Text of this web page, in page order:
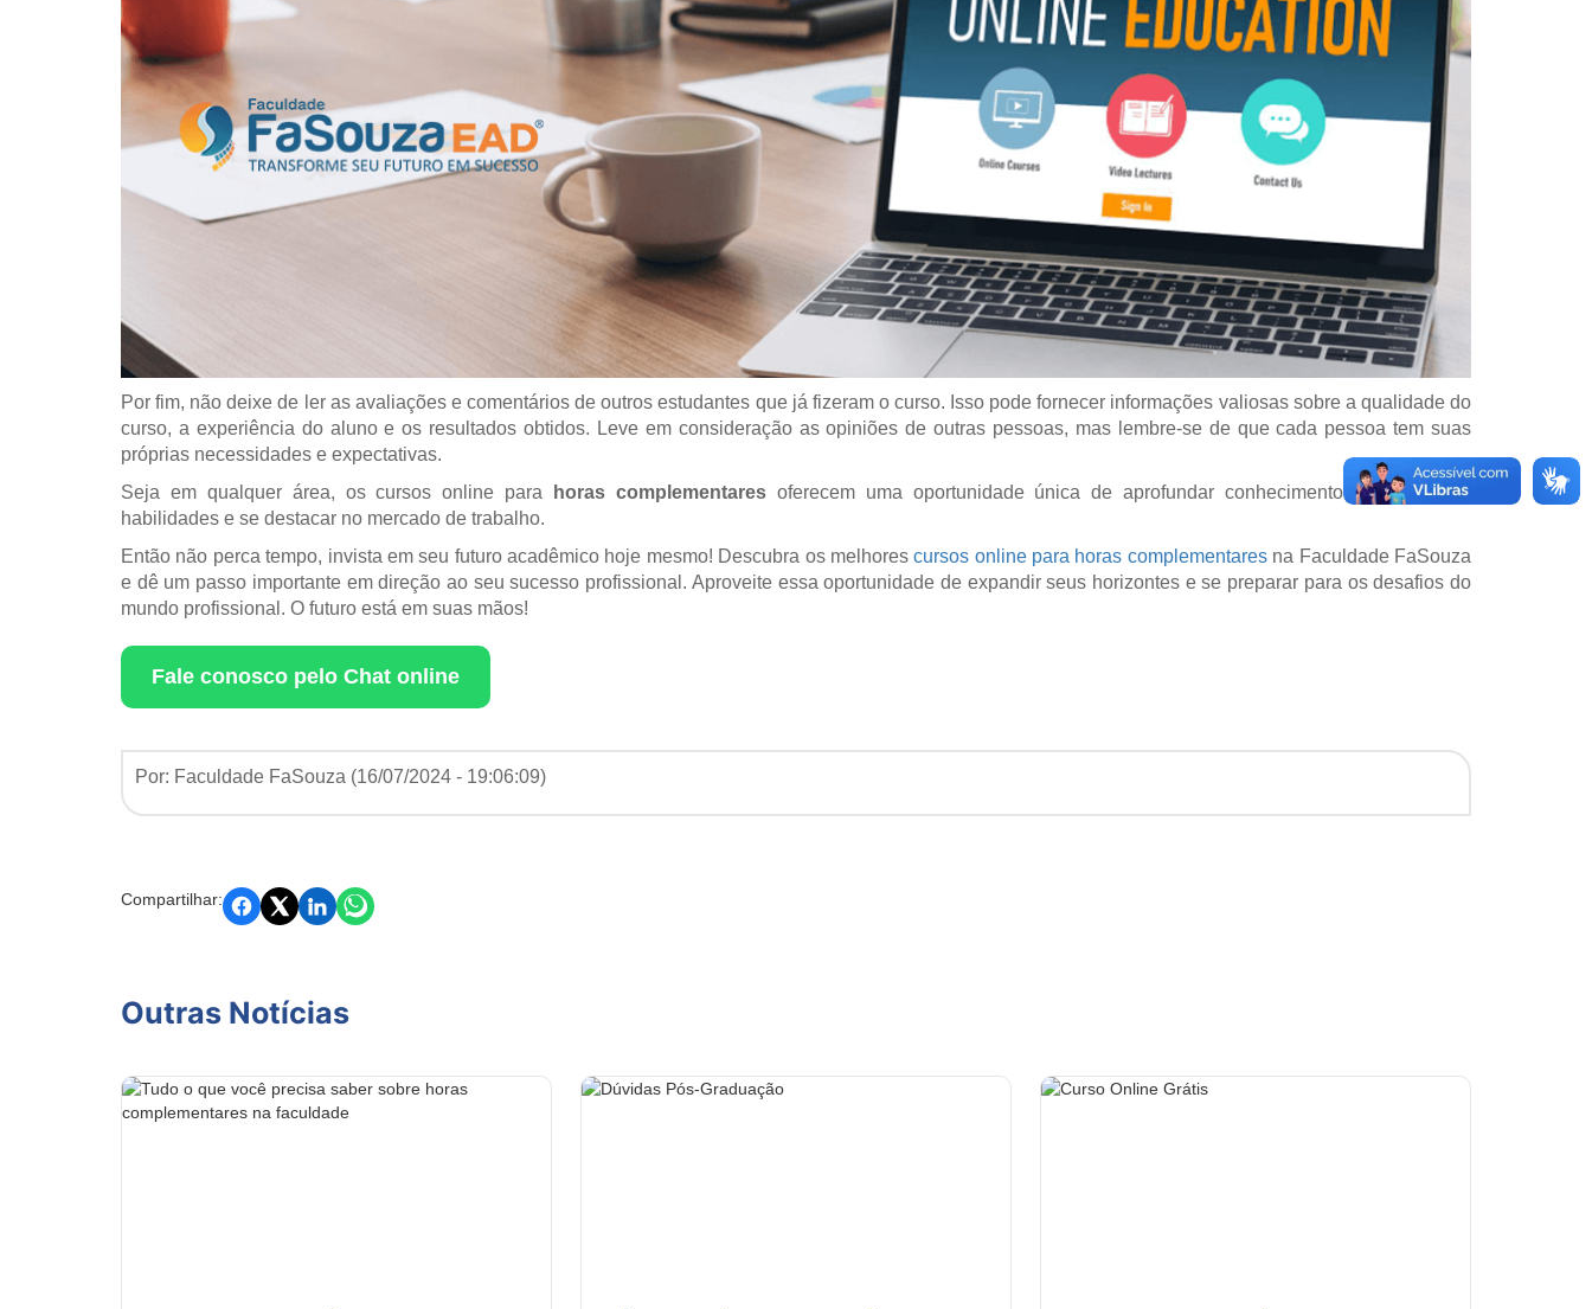
Por fim, não deixe de ler as avaliações e comentários de outros estudantes que já fizeram o curso. Isso pode fornecer informações valiosas sobre a qualidade do
curso, a experiência do aluno e os resultados obtidos. Leve em consideração as opiniões de outras pessoas, mas lembre-se de que cada pessoa tem suas
próprias necessidades e expectativas.
Seja em qualquer área, os cursos online para
horas complementaresoferecem uma oportunidade única de aprofundar conhecimentos, desenvolver
habilidades e se destacar no mercado de trabalho.
Então não perca tempo, invista em seu futuro acadêmico hoje mesmo! Descubra os melhorescursos online para horas complementaresna Faculdade FaSouza
e dê um passo importante em direção ao seu sucesso profissional. Aproveite essa oportunidade de expandir seus horizontes e se preparar para os desafios do
mundo profissional. O futuro está em suas mãos!
Fale conosco pelo Chat online
Por: Faculdade FaSouza (16/07/2024 - 19:06:09)
Compartilhar:
Outras Notícias